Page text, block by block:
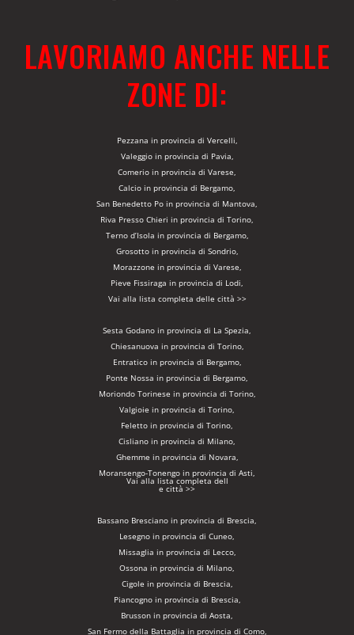
LAVORIAMO ANCHE NELLE
ZONE DI:
Pezzana in provincia di Vercelli,
Valeggio in provincia di Pavia,
Comerio in provincia di Varese,
Calcio in provincia di Bergamo,
San Benedetto Po in provincia di Mantova,
Riva Presso Chieri in provincia di Torino,
Terno d’Isola in provincia di Bergamo,
Grosotto in provincia di Sondrio,
Morazzone in provincia di Varese,
Pieve Fissiraga in provincia di Lodi,
Vai alla lista completa delle città >>
Sesta Godano in provincia di La Spezia,
Chiesanuova in provincia di Torino,
Entratico in provincia di Bergamo,
Ponte Nossa in provincia di Bergamo,
Moriondo Torinese in provincia di Torino,
Valgioie in provincia di Torino,
Feletto in provincia di Torino,
Cisliano in provincia di Milano,
Ghemme in provincia di Novara,
Moransengo-Tonengo in provincia di Asti,
Vai alla lista completa dell
e città >>
Bassano Bresciano in provincia di Brescia,
Lesegno in provincia di Cuneo,
Missaglia in provincia di Lecco,
Ossona in provincia di Milano,
Cigole in provincia di Brescia,
Piancogno in provincia di Brescia,
Brusson in provincia di Aosta,
San Fermo della Battaglia in provincia di Como,